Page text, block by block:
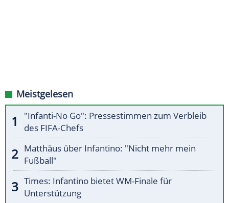
Meistgelesen
"Infanti-No Go": Pressestimmen zum Verbleib
des FIFA-Chefs
Matthäus über Infantino: "Nicht mehr mein
Fußball"
Times: Infantino bietet WM-Finale für
Unterstützung